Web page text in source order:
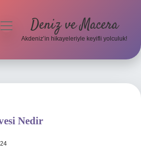
menüyü Deniz ve Macera
Akdeniz’in hikayeleriyle keyifli yolculuk!
Nedir